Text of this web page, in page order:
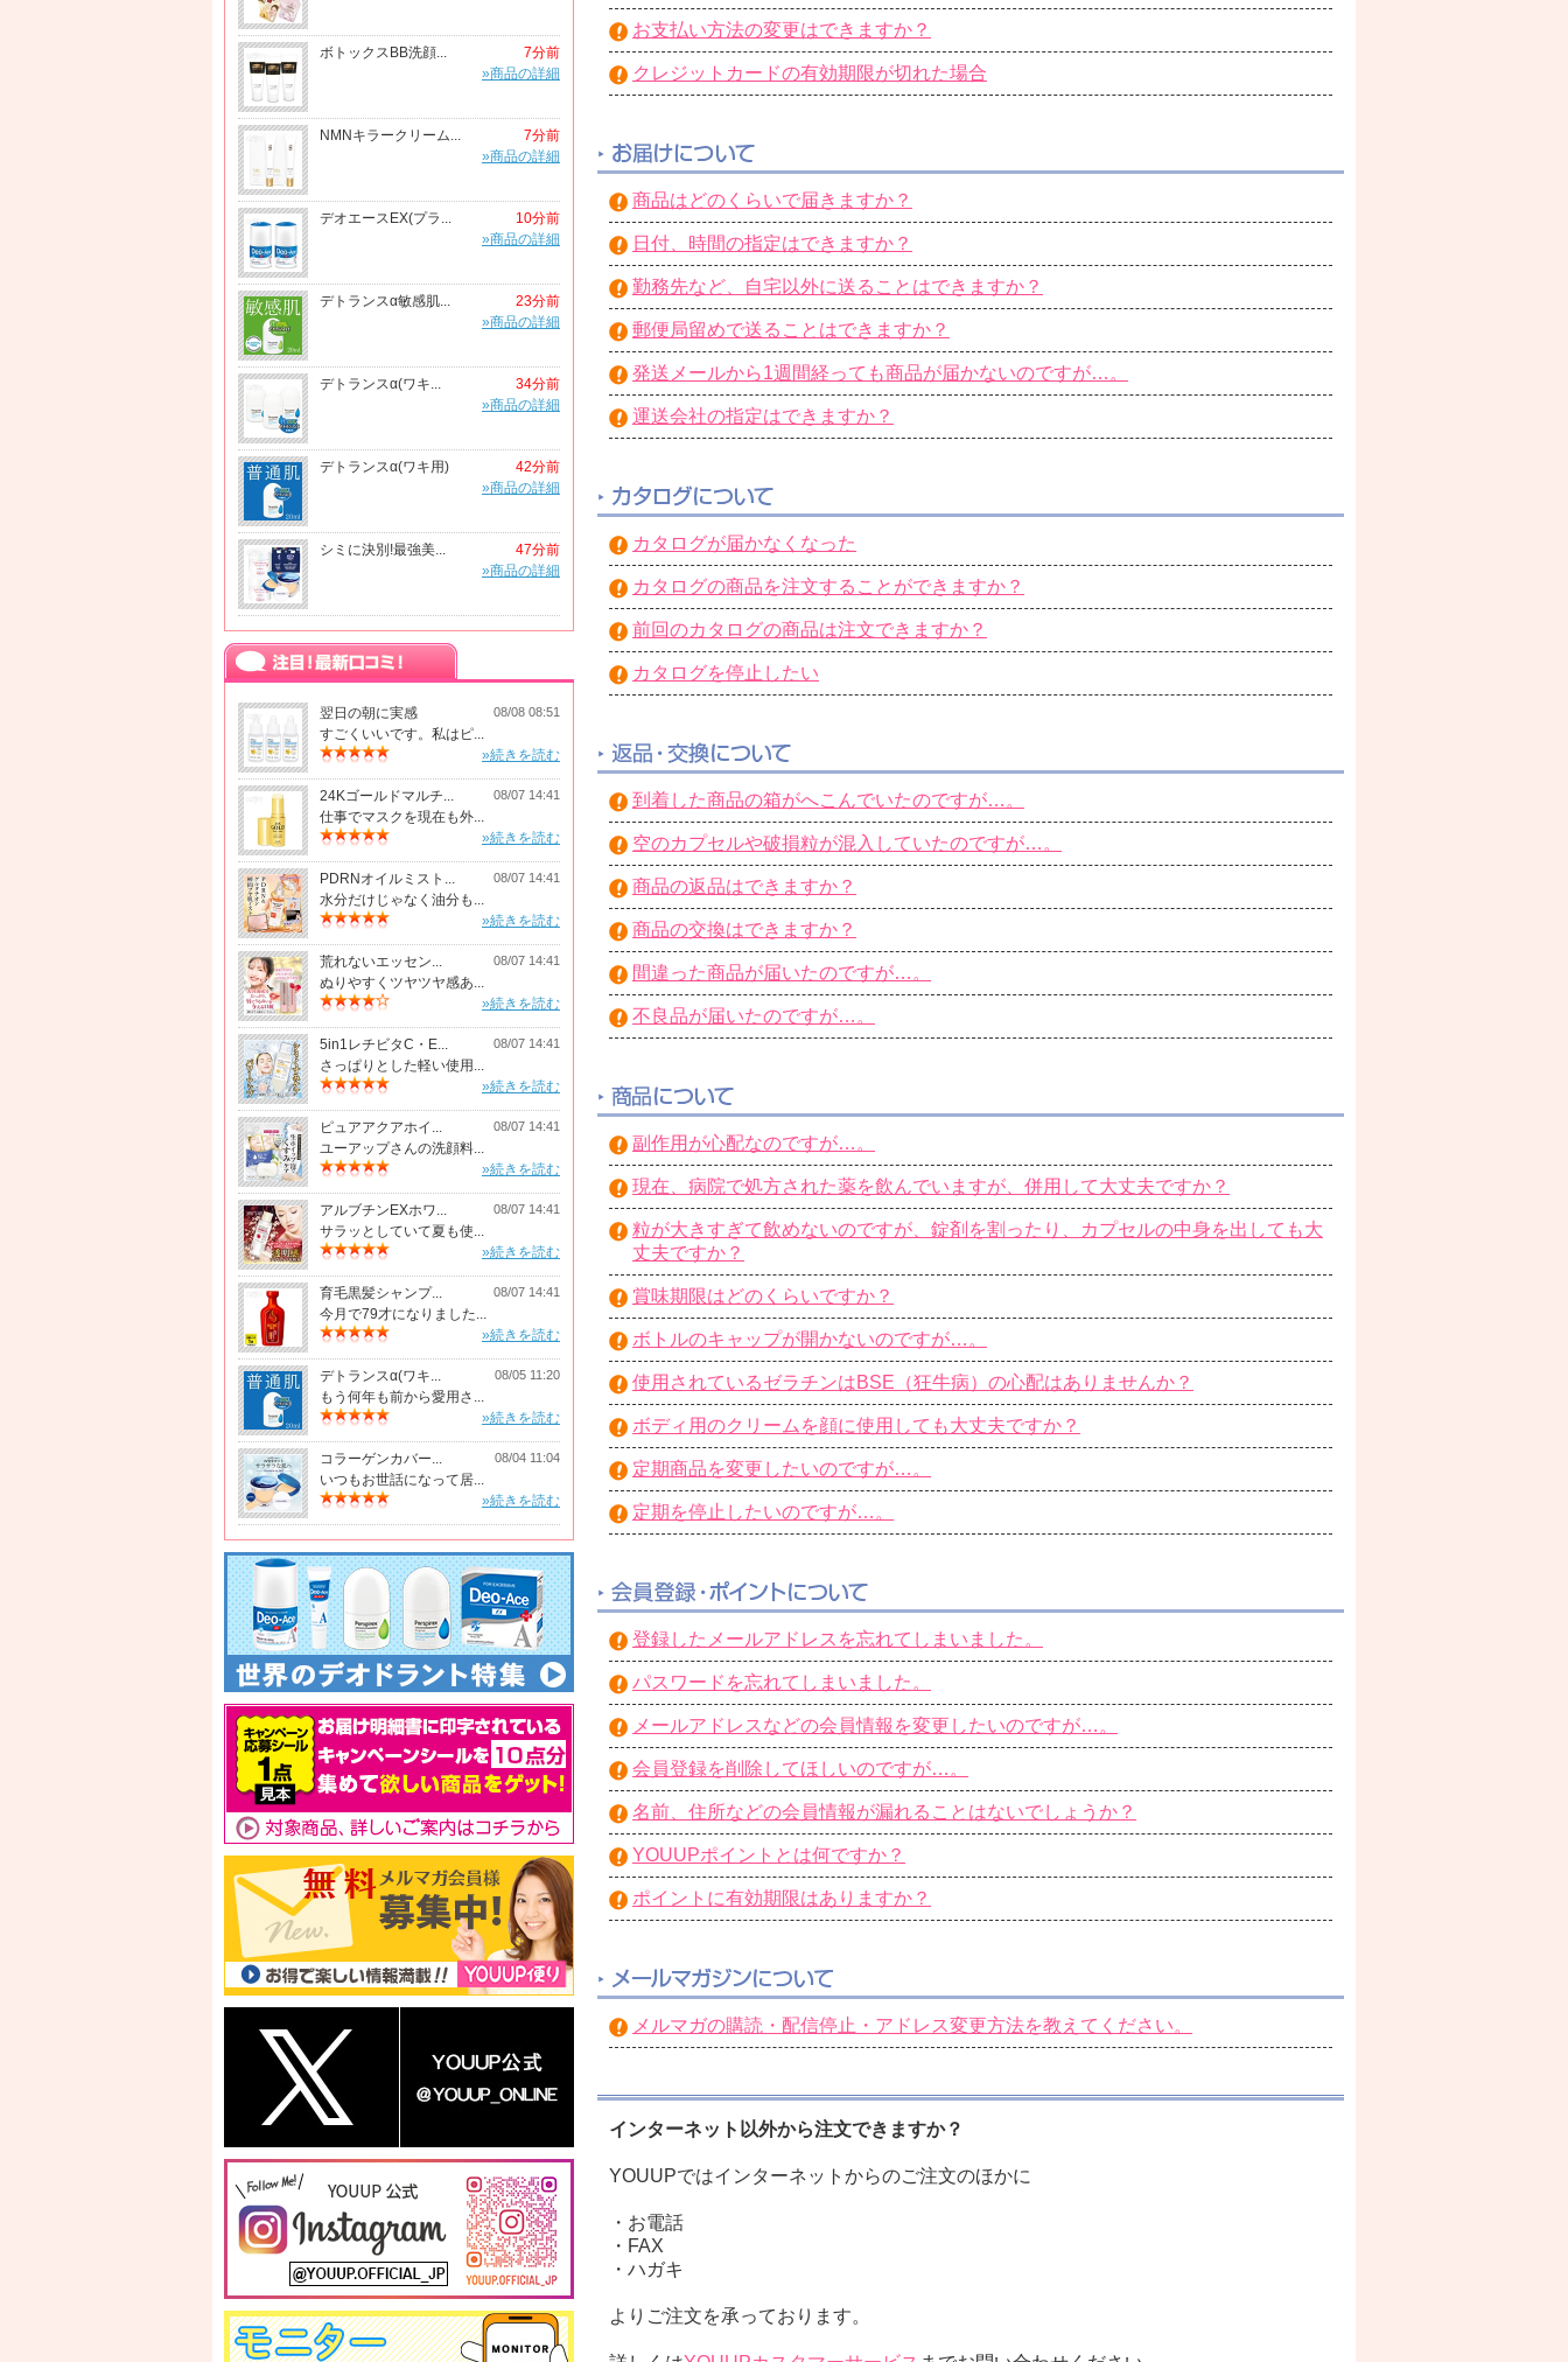
ボトックスBB洗顔...
7分前
»商品の詳細
NMNキラークリーム...
7分前
»商品の詳細
デオエースEX(プラ...
10分前
»商品の詳細
デトランスα敏感肌...
23分前
»商品の詳細
デトランスα(ワキ...
34分前
»商品の詳細
デトランスα(ワキ用)
42分前
»商品の詳細
シミに決別!最強美...
47分前
»商品の詳細
翌日の朝に実感 08/08 08:51
すごくいいです。私はピ...
»続きを読む
24Kゴールドマルチ... 08/07 14:41
仕事でマスクを現在も外...
»続きを読む
PDRNオイルミスト... 08/07 14:41
水分だけじゃなく油分も...
»続きを読む
荒れないエッセン... 08/07 14:41
ぬりやすくツヤツヤ感あ...
»続きを読む
5in1レチビタC・E... 08/07 14:41
さっぱりとした軽い使用...
»続きを読む
ピュアアクアホイ... 08/07 14:41
ユーアップさんの洗顔料...
»続きを読む
アルブチンEXホワ... 08/07 14:41
サラッとしていて夏も使...
»続きを読む
育毛黒髪シャンプ... 08/07 14:41
今月で79才になりました...
»続きを読む
デトランスα(ワキ... 08/05 11:20
もう何年も前から愛用さ...
»続きを読む
コラーゲンカバー... 08/04 11:04
いつもお世話になって居...
»続きを読む
お支払い方法の変更はできますか？
クレジットカードの有効期限が切れた場合
商品はどのくらいで届きますか？
日付、時間の指定はできますか？
勤務先など、自宅以外に送ることはできますか？
郵便局留めで送ることはできますか？
発送メールから1週間経っても商品が届かないのですが…。
運送会社の指定はできますか？
カタログが届かなくなった
カタログの商品を注文することができますか？
前回のカタログの商品は注文できますか？
カタログを停止したい
到着した商品の箱がへこんでいたのですが…。
空のカプセルや破損粒が混入していたのですが…。
商品の返品はできますか？
商品の交換はできますか？
間違った商品が届いたのですが…。
不良品が届いたのですが…。
副作用が心配なのですが…。
現在、病院で処方された薬を飲んでいますが、併用して大丈夫ですか？
粒が大きすぎて飲めないのですが、錠剤を割ったり、カプセルの中身を出しても大
丈夫ですか？
賞味期限はどのくらいですか？
ボトルのキャップが開かないのですが…。
使用されているゼラチンはBSE（狂牛病）の心配はありませんか？
ボディ用のクリームを顔に使用しても大丈夫ですか？
定期商品を変更したいのですが…。
定期を停止したいのですが…。
登録したメールアドレスを忘れてしまいました。
パスワードを忘れてしまいました。
メールアドレスなどの会員情報を変更したいのですが…。
会員登録を削除してほしいのですが…。
名前、住所などの会員情報が漏れることはないでしょうか？
YOUUPポイントとは何ですか？
ポイントに有効期限はありますか？
メルマガの購読・配信停止・アドレス変更方法を教えてください。
インターネット以外から注文できますか？
YOUUPではインターネットからのご注文のほかに
・お電話
・FAX
・ハガキ
よりご注文を承っております。